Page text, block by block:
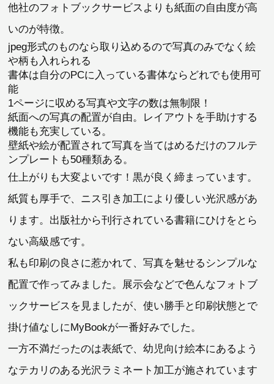
他社のフォトブックサービスよりも紙面の自由度が高
いのが特徴。
jpeg形式のものなら取り込めるので写真のみでなく絵
や柄も入れられる
書体は自分のPCに入っている書体ならどれでも使用可
能
1ページに収める写真や文字の数は無制限！
紙面への写真の配置が自由。レイアウトを手助けする
機能も充実している。
壁紙や絵が配置されて写真を当てはめるだけのフルテ
ンプレートも50種類ある。
仕上がりも大変よいです！黒が良く締まっています。
紙質も厚手で、ニス引き加工により優しい光沢感があ
ります。出版社から刊行されている書籍にひけをとら
ない高級感です。
私も印刷の良さに惹かれて、写真を魅せるシンプルな
配置で作ってみました。展示会などで色んなフォトブ
ックサービスを見ましたが、使い勝手と印刷状態とで
掛け値なしにMyBookが一番好みでした。
一方不満だったのは表紙で、幼児向け絵本にあるよう
なテカリのある光沢ラミネート加工が施されています